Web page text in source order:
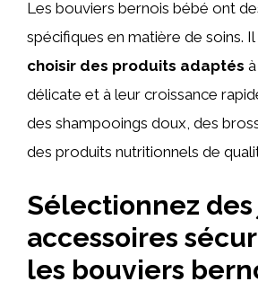
Les bouviers bernois bébé ont
spécifiques en matière de soins.
choisir des produits adaptés
délicate et à leur croissance
des shampooings doux, des
des produits nutritionnels de
Sélectionnez
accessoires
les bouviers